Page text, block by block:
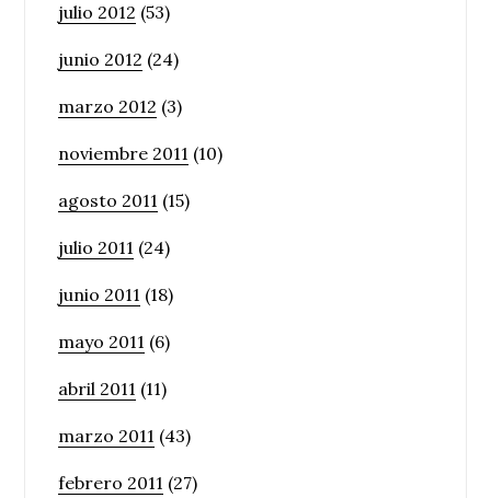
julio 2012 (53)
junio 2012 (24)
marzo 2012 (3)
noviembre 2011 (10)
agosto 2011 (15)
julio 2011 (24)
junio 2011 (18)
mayo 2011 (6)
abril 2011 (11)
marzo 2011 (43)
febrero 2011 (27)